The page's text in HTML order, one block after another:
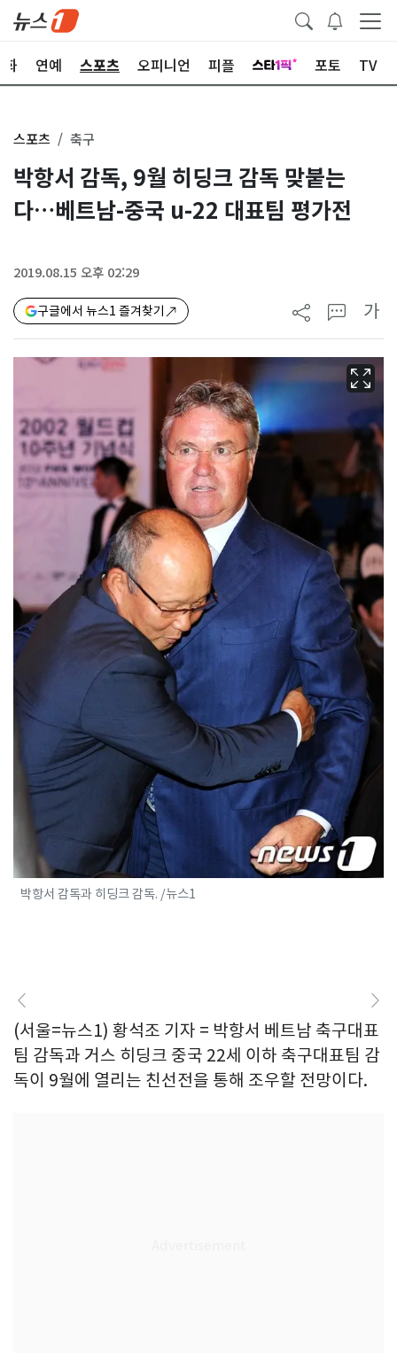
화 연예 스포츠 오피니언 피플 포토 TV
스포츠 축구
박항서 감독, 9월 히딩크 감독 맞붙는
다…베트남-중국 u-22 대표팀 평가전
2019.08.15 오후 02:29
구글에서 뉴스1 즐겨찾기 가
박항서 감독과 히딩크 감독. /뉴스1
(서울=뉴스1) 황석조 기자 = 박항서 베트남 축구대표
팀 감독과 거스 히딩크 중국 22세 이하 축구대표팀 감
독이 9월에 열리는 친선전을 통해 조우할 전망이다.